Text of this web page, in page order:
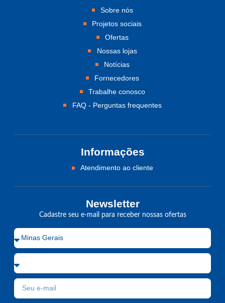
Sobre nós
Projetos sociais
Ofertas
Nossas lojas
Notícias
Fornecedores
Trabalhe conosco
FAQ - Perguntas frequentes
Informações
Atendimento ao cliente
Newsletter
Cadastre seu e-mail para receber nossas ofertas